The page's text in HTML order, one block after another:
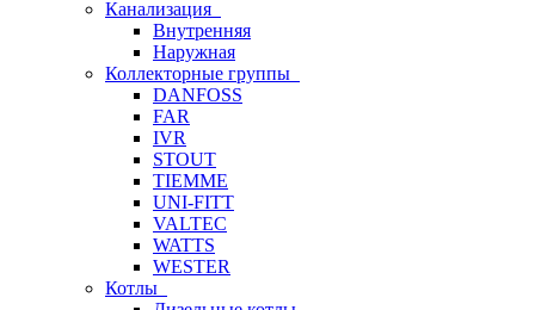
Канализация
Внутренняя
Наружная
Коллекторные группы
DANFOSS
FAR
IVR
STOUT
TIEMME
UNI-FITT
VALTEC
WATTS
WESTER
Котлы